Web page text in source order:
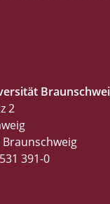
2
Braunschweig
391-0